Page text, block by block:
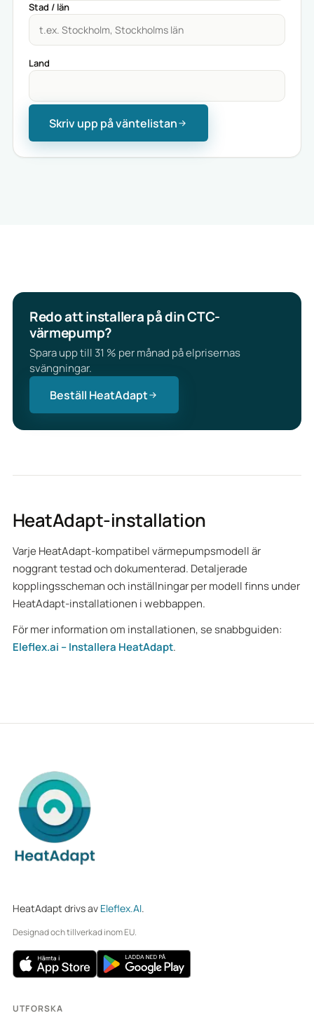
Stad / län
Land
Skriv upp på väntelistan
Redo att installera på din CTC-
värmepump?
Spara upp till 31 % per månad på elprisernas
svängningar.
Beställ HeatAdapt
HeatAdapt-installation
Varje HeatAdapt-kompatibel värmepumpsmodell är
noggrant testad och dokumenterad. Detaljerade
kopplingsscheman och inställningar per modell finns under
HeatAdapt-installationen i webbappen.
För mer information om installationen, se snabbguiden:
Eleflex.ai – Installera HeatAdapt.
HeatAdapt drivs av Eleflex.AI.
Designad och tillverkad inom EU.
UTFORSKA